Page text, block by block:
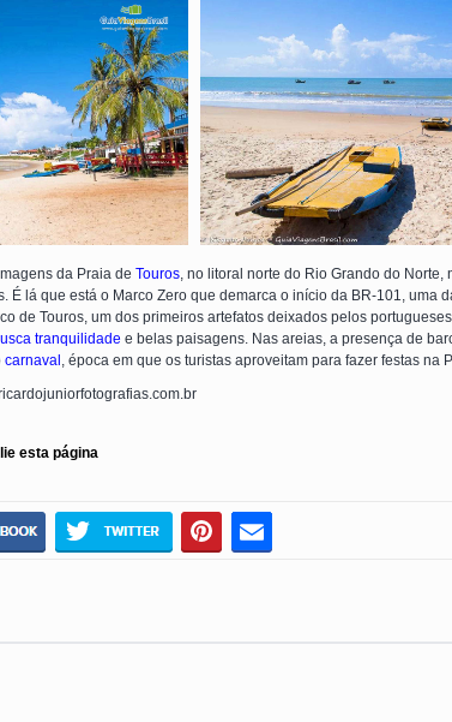
da Praia de Touros, no litoral norte do Rio Grando do Norte,
É lá que está o Marco Zero que demarca o início da BR-101, uma
de Touros, um dos primeiros artefatos deixados pelos
tranquilidade e belas paisagens. Nas areias, a presença de
carnaval , época em que os turistas aproveitam para fazer festas na
esta página